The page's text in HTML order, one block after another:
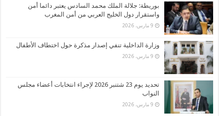
بوريطة: جلالة الملك محمد السادس يعتبر دائما أمن
واستقرار دول الخليج العربي من أمن المغرب
9 مارس، 2026
وزارة الداخلية تنفي إصدار مذكرة حول اختطاف الأطفال
9 مارس، 2026
تحديد يوم 23 شتنبر 2026 لإجراء انتخابات أعضاء مجلس
النواب
9 مارس، 2026